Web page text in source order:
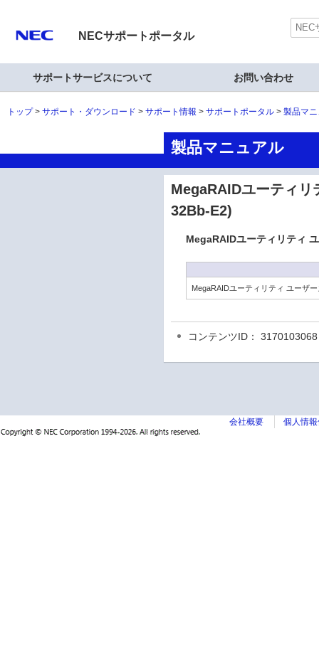
NECサポートポータル
サポートサービスについて お問い合わせ
トップ サポート・ダウンロード サポート情報 サポートポータル 製品マ
製品マニュアル
MegaRAIDユーティ
32Bb-E2)
MegaRAIDユーティリティ
MegaRAIDユーティリティ ユーザ
コンテンツID： 3170103068
会社概要 個人情